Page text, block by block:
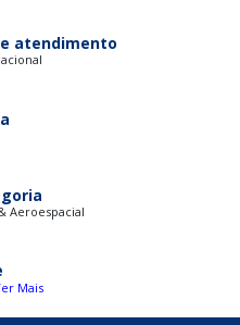
atendimento
Aeroespacial
Mais